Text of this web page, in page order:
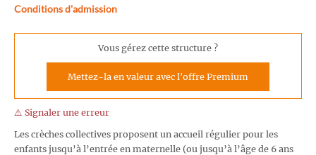
Conditions d'admission
Vous gérez cette structure ?
Mettez-la en valeur avec l'offre Premium
⚠️ Signaler une erreur
Les crèches collectives proposent un accueil régulier pour les
enfants jusqu’à l’entrée en maternelle (ou jusqu’à l’âge de 6 ans